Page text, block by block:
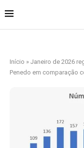
Início » Janeiro de 2026
Penedo em comparação